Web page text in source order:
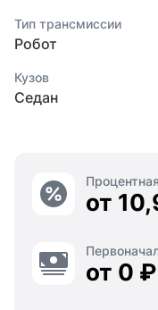
Тип трансмиссии
Робот
Кузов
Седан
от
от 0 ₽